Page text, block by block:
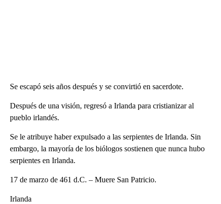
Se escapó seis años después y se convirtió en sacerdote.
Después de una visión, regresó a Irlanda para cristianizar al
pueblo irlandés.
Se le atribuye haber expulsado a las serpientes de Irlanda. Sin
embargo, la mayoría de los biólogos sostienen que nunca hubo
serpientes en Irlanda.
17 de marzo de 461 d.C. – Muere San Patricio.
Irlanda